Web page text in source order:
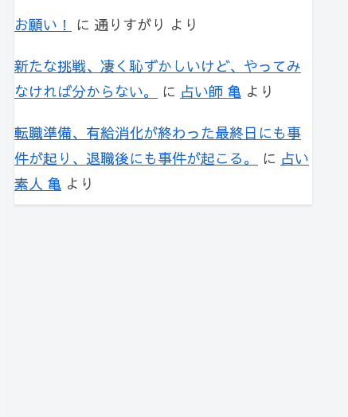
お願い！ に 通りすがり より
新たな挑戦、凄く恥ずかしいけど、やってみ
なければ分からない。
に 占い師 亀 より
転職準備、有給消化が終わった最終日にも事
件が起り、退職後にも事件が起こる。
に 占い
素人 亀 より